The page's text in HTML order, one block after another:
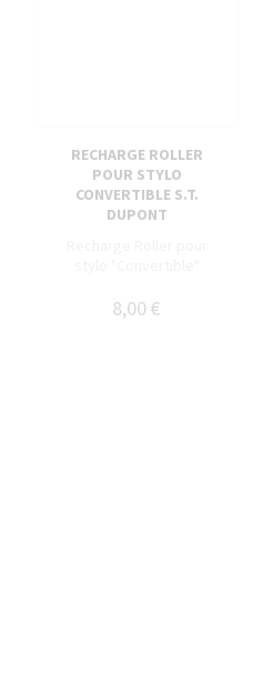
RECHARGE ROLLER
POUR STYLO
CONVERTIBLE S.T.
DUPONT
8,00 €